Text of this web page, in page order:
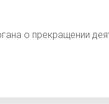
о прекращении